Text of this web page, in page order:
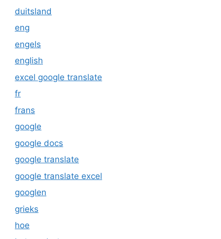
duitsland
eng
engels
english
excel google translate
fr
frans
google
google docs
google translate
google translate excel
googlen
grieks
hoe